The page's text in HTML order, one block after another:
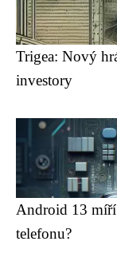
Trigea: Nový
investory
Android 13
telefonu?